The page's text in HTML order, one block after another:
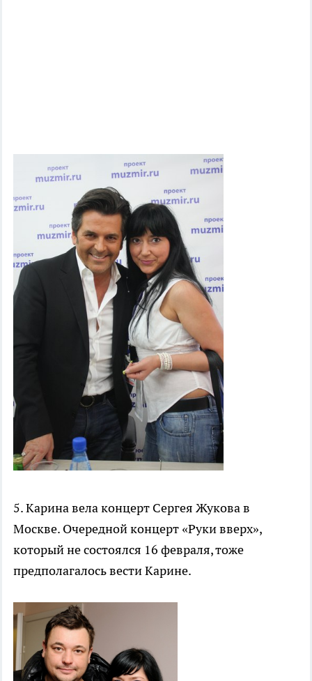
5. Карина вела концерт Сергея Жукова в
Москве. Очередной концерт «Руки вверх»,
который не состоялся 16 февраля, тоже
предполагалось вести Карине.